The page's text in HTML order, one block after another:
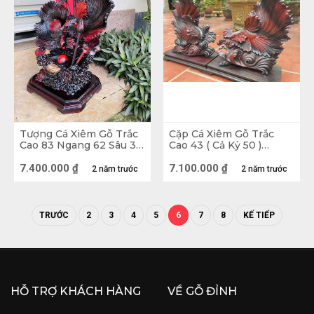
Tượng Cá Xiêm Gỗ Trắc
Cao 83 Ngang 62 Sâu 32
2 năm trước
7.400.000 ₫
Cặp Cá Xiêm Gỗ Trắc
Cao 43 ( Cả Kỷ 50 )
(cm)
2 năm trước
7.100.000 ₫
TRƯỚC 2 3 4 5 6 7 8 KẾ TIẾP
HỖ TRỢ KHÁCH HÀNG VỀ GỖ ĐỈNH